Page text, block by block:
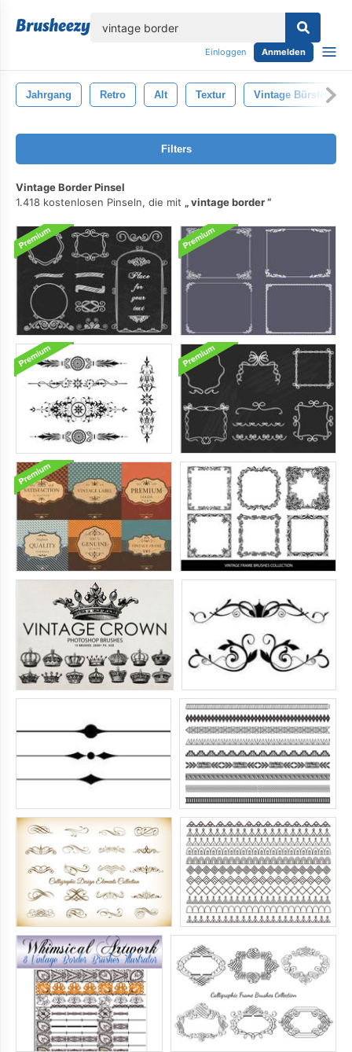
Einloggen Anmelden
Jahrgang Retro Alt Textur Vintage Bürsten
Filters
Vintage Border Pinsel
1.418 kostenlosen Pinseln, die mit
vintage border